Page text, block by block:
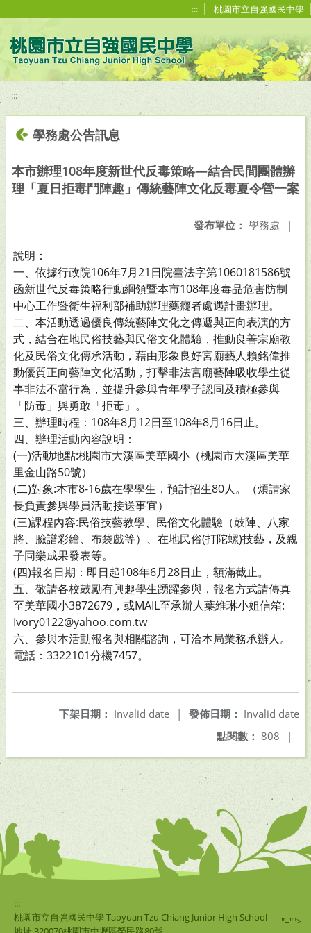
::: 桃園市立自強國民中學
:::
學務處公告訊息
本市辦理108年度新世代反毒策略—結合民間團體辦
理「夏日拒毒鬥陣趣」傳統藝陣文化反毒夏令營一案
發布單位： 學務處 |
說明：
一、依據行政院106年7月21日院臺法字第1060181586號
函新世代反毒策略行動綱領暨本市108年度毒品危害防制
中心工作暨衛生福利部補助辦理藥癮者處遇計畫辦理。
二、本活動透過優良傳統藝陣文化之傳遞與正向表演的方
式，結合在地民俗技藝與民俗文化體驗，推動良善宗廟教
化及民俗文化傳承活動，藉由形象良好宮廟藝人賴銘偉推
動優質正向藝陣文化活動，打擊非法宮廟藝陣吸收學生從
事非法不當行為，並提升參與青年學子認同及積極參與
「防毒」與勇敢「拒毒」。
三、辦理時程：108年8月12日至108年8月16日止。
四、辦理活動內容說明：
(一)活動地點:桃園市大溪區美華國小（桃園市大溪區美華
里金山路50號）
(二)對象:本市8-16歲在學學生，預計招生80人。（煩請家
長負責參與學員活動接送事宜）
(三)課程內容:民俗技藝教學、民俗文化體驗（鼓陣、八家
將、臉譜彩繪、布袋戲等）、在地民俗(打陀螺)技藝，及親
子同樂成果發表等。
(四)報名日期：即日起108年6月28日止，額滿截止。
五、敬請各校鼓勵有興趣學生踴躍參與，報名方式請傳真
至美華國小3872679，或MAIL至承辦人葉維琳小姐信箱:
Ivory0122@yahoo.com.tw
六、參與本活動報名與相關諮詢，可洽本局業務承辦人。
電話：3322101分機7457。
發佈日期： Invalid date
下架日期： Invalid date
|
點閱數： 808 |
:::
桃園市立自強國民中學 Taoyuan Tzu Chiang Junior High School
"="">